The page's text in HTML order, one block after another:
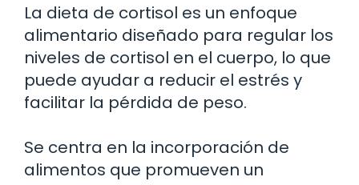
La dieta de cortisol es un enfoque
alimentario diseñado para regular los
niveles de cortisol en el cuerpo, lo que
puede ayudar a reducir el estrés y
facilitar la pérdida de peso.
Se centra en la incorporación de
alimentos que promueven un